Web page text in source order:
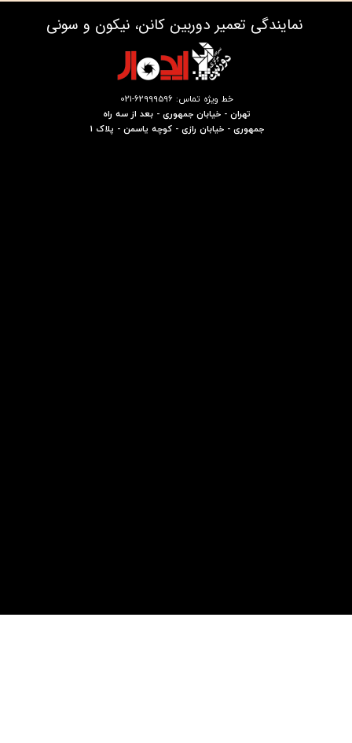
نمایندگی تعمیر دوربین کانن، نیکون و سونی
خط ویژه تماس: 62999596-021
تهران - خیابان جمهوری - بعد از سه راه
جمهوری - خیابان رازی - کوچه یاسمن - پلاک 1